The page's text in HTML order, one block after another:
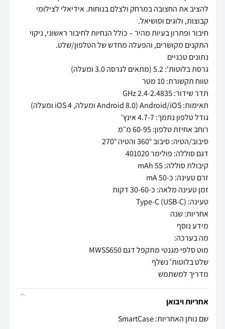
להציב את החצובה במרחק ולצלם בנוחות. אידיאלי לצילומי
חיבור ופתרון בעיות מהיר – כולל הנחיות לחיבור ראשוני, ניקוי
מדריך למשתמש
אחריות ויבואן
שם נותן האחריות: SmartCase